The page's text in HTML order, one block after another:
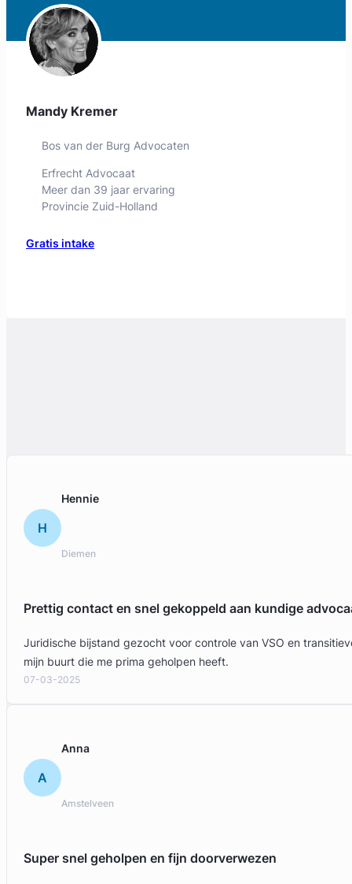
H
Hennie
Diemen
Prettig contact en snel gekoppeld aan kundige
Juridische bijstand gezocht voor controle van VSO en
mijn buurt die me prima geholpen heeft.
07-03-2025
A
Anna
Amstelveen
Super snel geholpen en fijn doorverwezen